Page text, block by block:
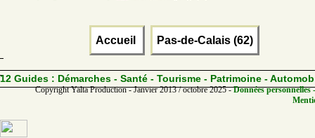
Accueil Pas-de-Calais (62)
12 Guides : Démarches - Santé - Tourisme - Patrimoine -
Copyright Yalta Production - Janvier 2013 / octobre 2025 -Données personnelles